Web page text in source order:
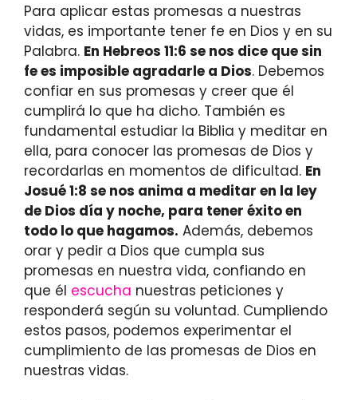
Para aplicar estas promesas a nuestras
vidas, es importante tener fe en Dios y en su
Palabra. En Hebreos 11:6 se nos dice que sin
fe es imposible agradarle a Dios. Debemos
confiar en sus promesas y creer que él
cumplirá lo que ha dicho. También es
fundamental estudiar la Biblia y meditar en
ella, para conocer las promesas de Dios y
recordarlas en momentos de dificultad. En
Josué 1:8 se nos anima a meditar en la ley
de Dios día y noche, para tener éxito en
todo lo que hagamos. Además, debemos
orar y pedir a Dios que cumpla sus
promesas en nuestra vida, confiando en
que él escucha nuestras peticiones y
responderá según su voluntad. Cumpliendo
estos pasos, podemos experimentar el
cumplimiento de las promesas de Dios en
nuestras vidas.